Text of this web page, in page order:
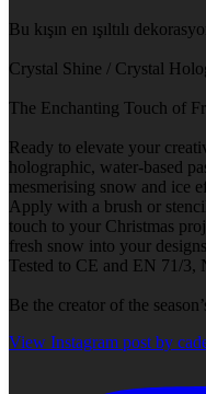
Bu kışın en ışıltılı
Crystal Shine / Crystal
The Enchanting Touch of
Ready to elevate your
holographic, water-based
mesmerising snow and ice
Apply with a brush or
touch to your Christmas
fresh snow into your
Tested to CE and EN 71/3,
Be the creator of the
View Instagram post by